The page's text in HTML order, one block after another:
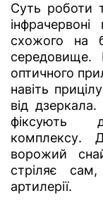
Суть роботи
схожого на
середовище.
оптичного
навіть
від
фіксують
комплексу.
ворожий
стріляє
артилерії.